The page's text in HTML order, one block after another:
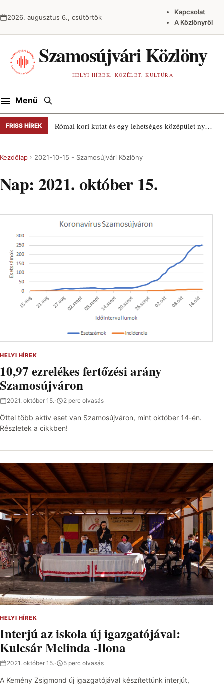
2026. augusztus 6., csütörtök
Kapcsolat
A Közlönyről
Szamosújvári Közlöny
HELYI HÍREK, KÖZÉLET, KULTÚRA
Menü Keresés
FRISS HÍREK Római kori kutat és egy lehetséges középület nyomait találták Szamosújváron
Kezdőlap › 2021-10-15 - Szamosújvári Közlöny
Nap: 2021. október 15.
HELYI HÍREK
10,97 ezrelékes fertőzési arány
Szamosújváron
2021. október 15.· 2 perc olvasás
Öttel több aktív eset van Szamosújváron, mint október 14-én.
Részletek a cikkben!
HELYI HÍREK
Interjú az iskola új igazgatójával:
Kulcsár Melinda -Ilona
2021. október 15.· 5 perc olvasás
A Kemény Zsigmond új igazgatójával készítettünk interjút,